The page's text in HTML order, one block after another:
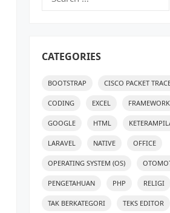
CATEGORIES
BOOTSTRAP CISCO PACKET
CODING EXCEL FRAMEWORK
GOOGLE HTML
LARAVEL NATIVE OFFICE
OPERATING SYSTEM (OS)
PENGETAHUAN PHP RELIGI
TAK BERKATEGORI TEKS EDITOR